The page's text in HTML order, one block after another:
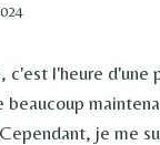
c'est l'heure
je me